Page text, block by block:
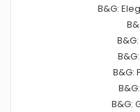
B&G:
B&G:
B&G: